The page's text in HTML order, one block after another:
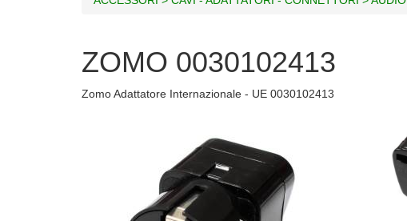
ZOMO 0030102413
Zomo Adattatore Internazionale - UE 0030102413